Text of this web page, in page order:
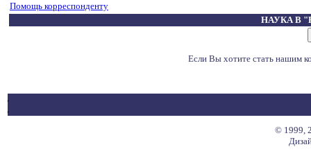
Помощь корреспонденту
НАУКА В
Если Вы хотите стать нашим
© 1999,